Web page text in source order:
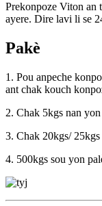
Prekonpoze Viton an
ayere. Dire lavi li se
Pakè
1. Pou anpeche
ant chak kouch
2. Chak 5kgs nan
3. Chak 20kgs/
4. 500kgs sou yon